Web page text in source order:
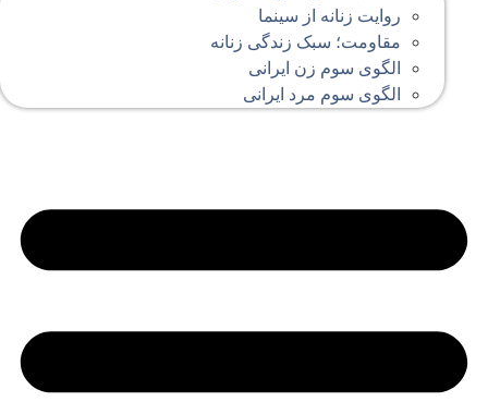
روایت زنانه از سینما
مقاومت؛ سبک زندگی زنانه
الگوی سوم زن ایرانی
الگوی سوم مرد ایرانی